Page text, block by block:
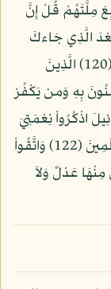
مِلَّتَهُمْ قُلْ إِنَّ
الَّذِي جَاءكَ
مِنَ الْعِلْمِ مَا لَكَ مِنَ اللّهِ مِن وَلِيٍّ وَلاَ نَصِيرٍ (120) الَّذِينَ
بِهِ وَمن يَكْفُرْ
يَا بَنِي إِسْرَائِيلَ اذْكُرُواْ نِعْمَتِيَ
الَّتِي أَنْعَمْتُ عَلَيْكُمْ وَأَنِّي فَضَّلْتُكُمْ عَلَى الْعَالَمِينَ (122) وَاتَّقُواْ
عَدْلٌ وَلاَ